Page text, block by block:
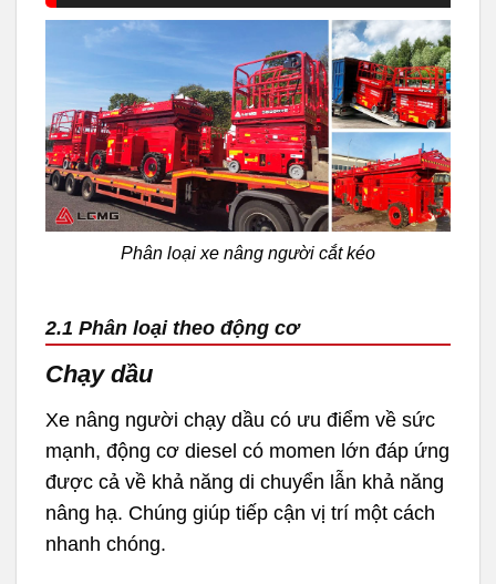
Phân loại xe nâng người cắt kéo
2.1 Phân loại theo động cơ
Chạy dầu
Xe nâng người chạy dầu có ưu điểm về sức
mạnh, động cơ diesel có momen lớn đáp ứng
được cả về khả năng di chuyển lẫn khả năng
nâng hạ. Chúng giúp tiếp cận vị trí một cách
nhanh chóng.